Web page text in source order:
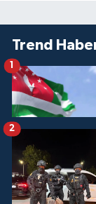
Trend
1
2